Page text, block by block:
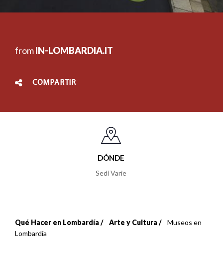
fromIN-LOMBARDIA.IT
COMPARTIR
DÓNDE
Sedi Varie
Sobrescribir
Qué Hacer en Lombardía Arte y Cultura
Museos en
Lombardía